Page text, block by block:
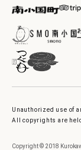
Unauthorized use of
All copyrights are
Copyright © 2018